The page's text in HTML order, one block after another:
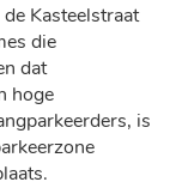
Kasteelstraat
die
dat
hoge
is